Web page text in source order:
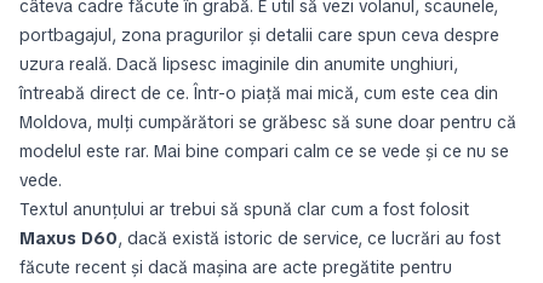
câteva cadre făcute în grabă. E util să vezi volanul, scaunele,
portbagajul, zona pragurilor și detalii care spun ceva despre
uzura reală. Dacă lipsesc imaginile din anumite unghiuri,
întreabă direct de ce. Într-o piață mai mică, cum este cea din
Moldova, mulți cumpărători se grăbesc să sune doar pentru că
modelul este rar. Mai bine compari calm ce se vede și ce nu se
vede.
Textul anunțului ar trebui să spună clar cum a fost folosit
Maxus D60, dacă există istoric de service, ce lucrări au fost
făcute recent și dacă mașina are acte pregătite pentru